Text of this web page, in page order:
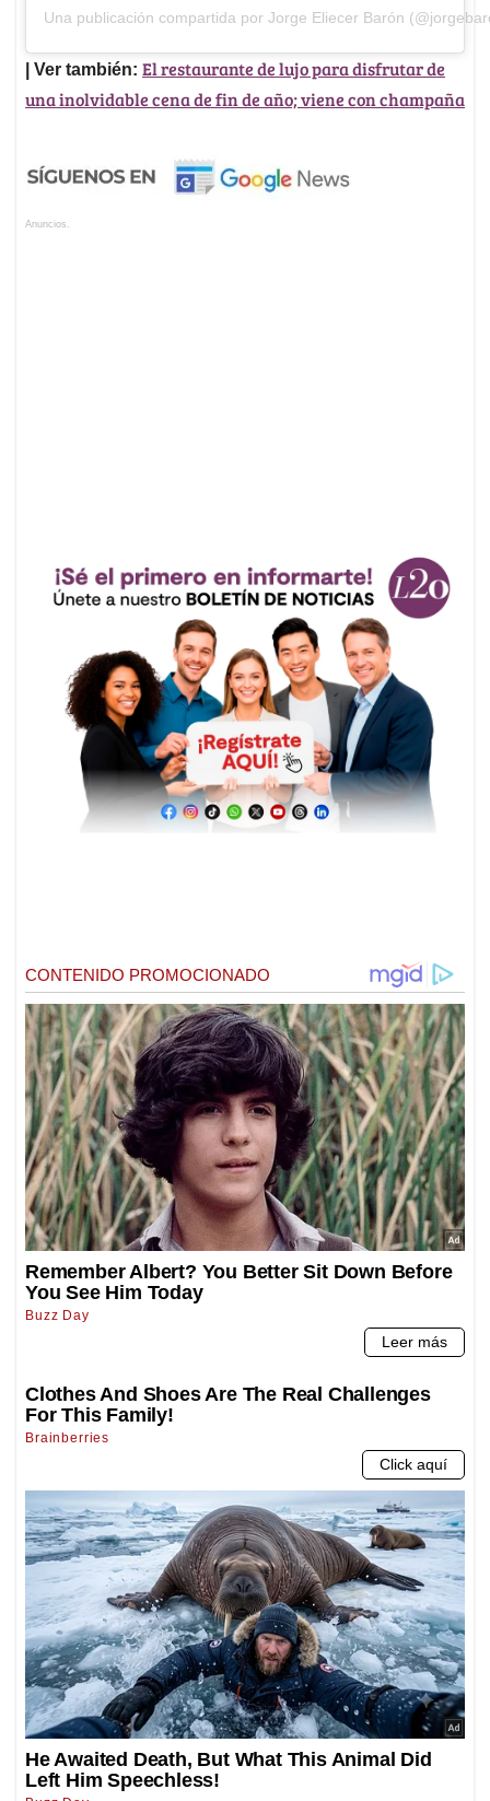
Una publicación compartida por Jorge Eliecer Barón
| Ver también: El restaurante de lujo para disfrutar de
una inolvidable cena de fin de año; viene con champaña
Anuncios.